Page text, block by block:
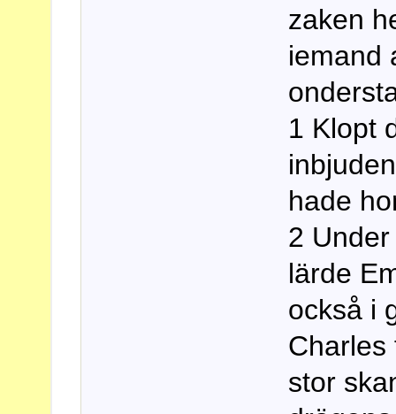
zaken
iemand
1 Klopt
hade
2
lärde
också i
Charles
stor